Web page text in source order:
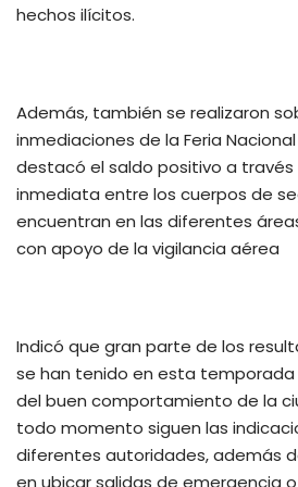
hechos ilícitos.
Además, también se realizaron
inmediaciones de la Feria
destacó el saldo positivo a
inmediata entre los cuerpos de
encuentran en las diferentes
con apoyo de la vigilancia aérea
Indicó que gran parte de los
se han tenido en esta temporada
del buen comportamiento de la
todo momento siguen las
diferentes autoridades, además
en ubicar salidas de emergencia